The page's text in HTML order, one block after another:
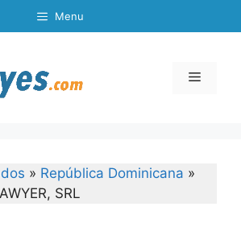
Menu
Menu
» República Dominicana »
SRL